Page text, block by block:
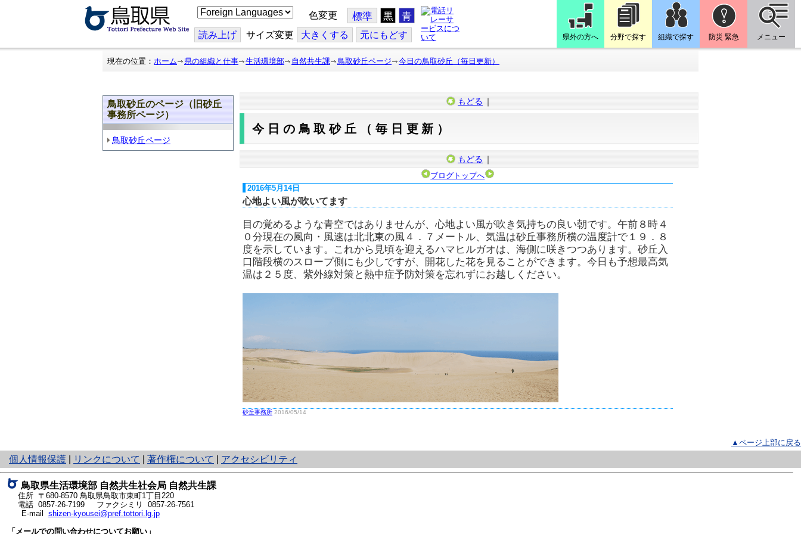
こ
の
ジ
を
翻
色変更 標準 黒 青
読み上げ サイズ変更 大きくする 元にもどす 県外の方へ 分野で探す 組織で探す 防災 緊急 メニュー
現在の位置： ホーム 県の組織と仕事 生活環境部 自然共生課 鳥取砂丘ページ 今日の鳥取砂丘（毎日更新）
鳥取砂丘のページ（旧砂丘
事務所ページ）
鳥取砂丘ページ
もどる ｜
今日の鳥取砂丘（毎日更新）
もどる ｜
ブログトップへ
2016年5月14日
心地よい風が吹いてます
目の覚めるような青空ではありませんが、心地よい風が吹き気持ちの良い朝です。午前８時４
０分現在の風向・風速は北北東の風４．７メートル、気温は砂丘事務所横の温度計で１９．８
度を示しています。これから見頃を迎えるハマヒルガオは、海側に咲きつつあります。砂丘入
口階段横のスロープ側にも少しですが、開花した花を見ることができます。今日も予想最高気
温は２５度、紫外線対策と熱中症予防対策を忘れずにお越しください。
砂丘事務所 2016/05/14
▲ページ上部に戻る
個人情報保護
と
り
ネ
ッ
ト
へ
の
リンクについて 著作権について アクセシビリティ
鳥取県生活環境部 自然共生社会局 自然共生課
住所 〒680-8570 鳥取県鳥取市東町1丁目220
電話 0857-26-7199
ファクシミリ 0857-26-7561
E-mail shizen-kyousei@pref.tottori.lg.jp
「メールでの問い合わせについてお願い」